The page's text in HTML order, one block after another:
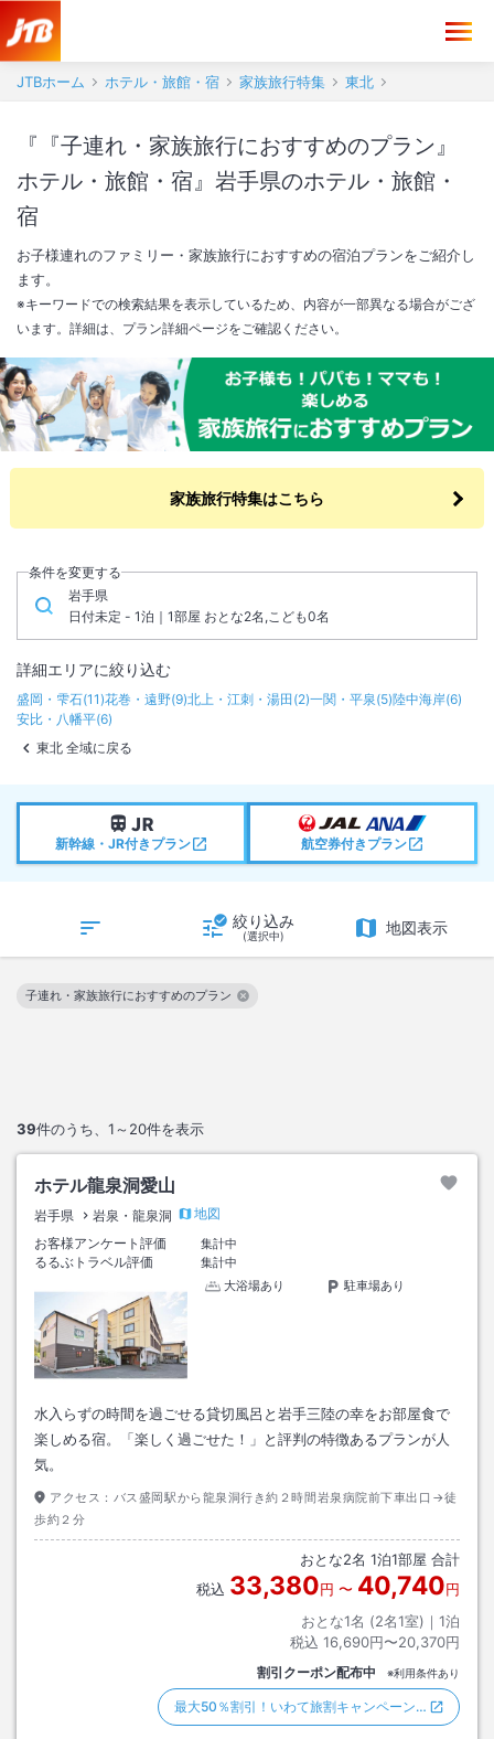
JTBホーム ホテル・旅館・宿 家族旅行特集 東北
『『子連れ・家族旅行におすすめのプラン』
ホテル・旅館・宿』岩手県のホテル・旅館・
宿
お子様連れのファミリー・家族旅行におすすめの宿泊プランをご紹介し
ます。
※キーワードでの検索結果を表示しているため、内容が一部異なる場合がござ
います。詳細は、プラン詳細ページをご確認ください。
家族旅行特集はこちら
条件を変更する
岩手県
日付未定 - 1泊｜1部屋 おとな2名,こども0名
詳細エリアに絞り込む
盛岡・雫石(11)花巻・遠野(9)北上・江刺・湯田 (2)一関・平泉(5)陸中海岸(6)
安比・八幡平(6)
東北 全域に戻る
新幹線・JR付きプラン 航空券付きプラン
絞り込み
(選択中) 地図表示
39件のうち、 1～20件を表示
子連れ・家族旅行におすすめのプラン
この絞り込み条件を解除
ホテル龍泉洞愛山
岩手県 岩泉・龍泉洞
地図
お客様アンケート評価
集計中
るるぶトラベル評価
集計中
大浴場あり
駐車場あり
水入らずの時間を過ごせる貸切風呂と岩手三陸の幸をお部屋食で
楽しめる宿。「楽しく過ごせた！」と評判の特徴あるプランが人
気。
アクセス： バス盛岡駅から龍泉洞行き約２時間岩泉病院前下車出口→徒
歩約２分
おとな2名 1泊1部屋 合計
税込 33,380円 〜 40,740円
おとな1名 (2名1室)｜ 1泊
税込 16,690円〜20,370円
割引クーポン配布中 ※利用条件あり
最大50％割引！いわて旅割キャンペーン…